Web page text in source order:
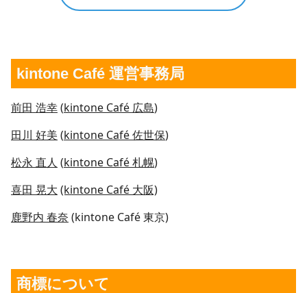
kintone Café 運営事務局
前田 浩幸(kintone Café 広島)
田川 好美 (kintone Café 佐世保)
松永 直人 (kintone Café 札幌)
喜田 晃大 (kintone Café 大阪)
鹿野内 春奈 (kintone Café 東京)
商標について